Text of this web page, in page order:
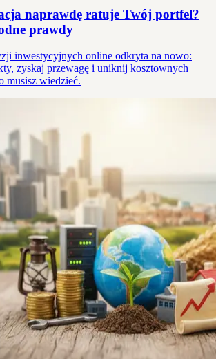
naprawdę ratuje Twój portfel?
prawdy
inwestycyjnych online odkryta na nowo:
zyskaj przewagę i uniknij kosztownych
musisz wiedzieć.